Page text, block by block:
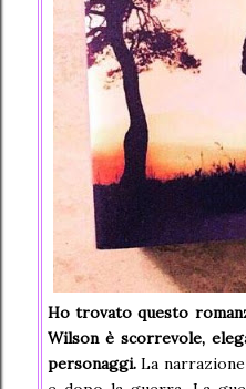
Ho trovato questo
Wilson è scorrevole,
personaggi. La